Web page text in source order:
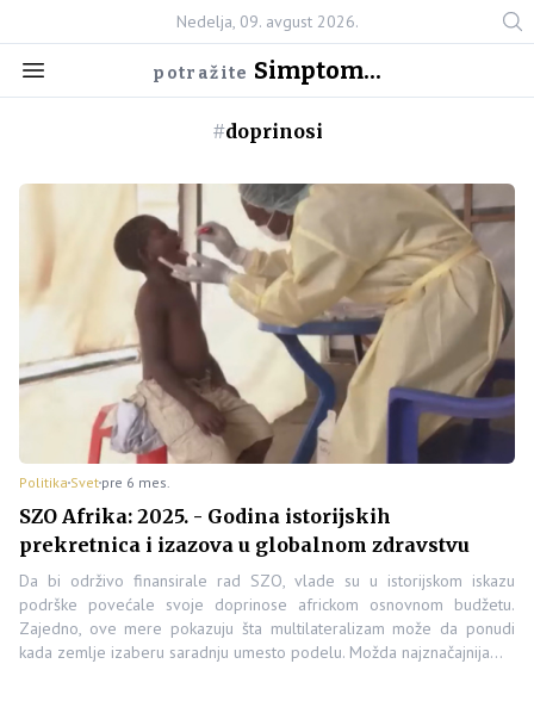
Nedelja, 09. avgust 2026.
potražite Simptom...
#doprinosi
Politika Svet pre 6 mes.
SZO Afrika: 2025. - Godina istorijskih
prekretnica i izazova u globalnom zdravstvu
Da bi održivo finansirale rad SZO, vlade su u istorijskom iskazu
podrške povećale svoje doprinose africkom osnovnom budžetu.
Zajedno, ove mere pokazuju šta multilateralizam može da ponudi
kada zemlje izaberu saradnju umesto podelu. Možda najznačajnija…